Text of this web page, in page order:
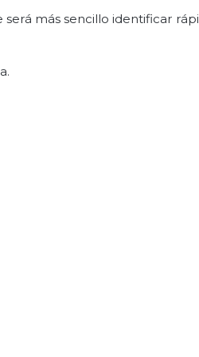
más sencillo identificar